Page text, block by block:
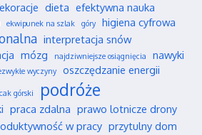
dieta efektywna nauka
ekwipunek na szlak góry higiena cyfrowa
interpretacja snów
mózg najdziwniejsze osiągnięcia
nawyki
wyczyny
oszczędzanie energii
górski podróże
praca zdalna prawo lotnicze drony
w pracy przytulny dom